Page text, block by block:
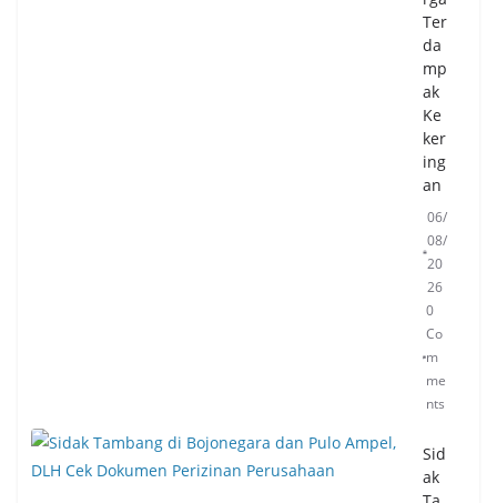
Ter
da
mp
ak
Ke
ker
ing
an
06/
08/
20
26
0
Co
m
me
nts
Sid
ak